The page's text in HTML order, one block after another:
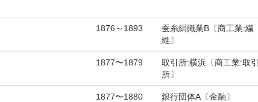
1876～1893
蚕糸絹織業B〔商工業:繊
維〕
1877〜1879
取引所:横浜〔商工業:取
所〕
1877〜1880 銀行団体A〔金融〕